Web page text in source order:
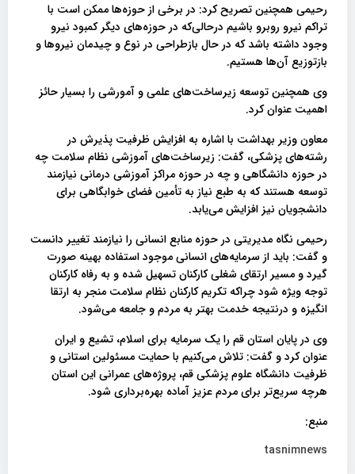
رحیمی همچنین تصریح کرد: در برخی از حوزه‌ها ممکن است با
تراکم نیرو روبرو باشیم درحالی‌که در حوزه‌های دیگر کمبود نیرو
وجود داشته باشد که در حال بازطراحی در نوع و چیدمان نیروها و
بازتوزیع آن‌ها هستیم.
وی همچنین توسعه زیرساخت‌های علمی و آمورشی را بسیار حائز
اهمیت عنوان کرد.
معاون وزیر بهداشت با اشاره به افزایش ظرفیت پذیرش در
رشته‌های پزشکی، گفت: زیرساخت‌های آموزشی نظام سلامت چه
در حوزه دانشگاهی و چه در حوزه مراکز آموزشی درمانی نیازمند
توسعه هستند که به طبع نیاز به تأمین فضای خوابگاهی برای
دانشجویان نیز افزایش می‌یابد.
رحیمی نگاه مدیریتی در حوزه منابع انسانی را نیازمند تغییر دانست
و گفت: باید از سرمایه‌های انسانی موجود استفاده بهینه صورت
گیرد و مسیر ارتقای شغلی کارکنان تسهیل شده و به رفاه کارکنان
توجه ویژه شود چراکه تکریم کارکنان نظام سلامت منجر به ارتقا
انگیزه و درنتیجه خدمت بهتر به مردم و جامعه می‌شود.
وی در پایان استان قم را یک سرمایه برای اسلام، تشیع و ایران
عنوان کرد و گفت: تلاش می‌کنیم با حمایت مسئولین استانی و
ظرفیت دانشگاه علوم پزشکی قم، پروژه‌های عمرانی این استان
هرچه سریع‌تر برای مردم عزیز آماده بهره‌برداری شود.
منبع:
tasnimnews